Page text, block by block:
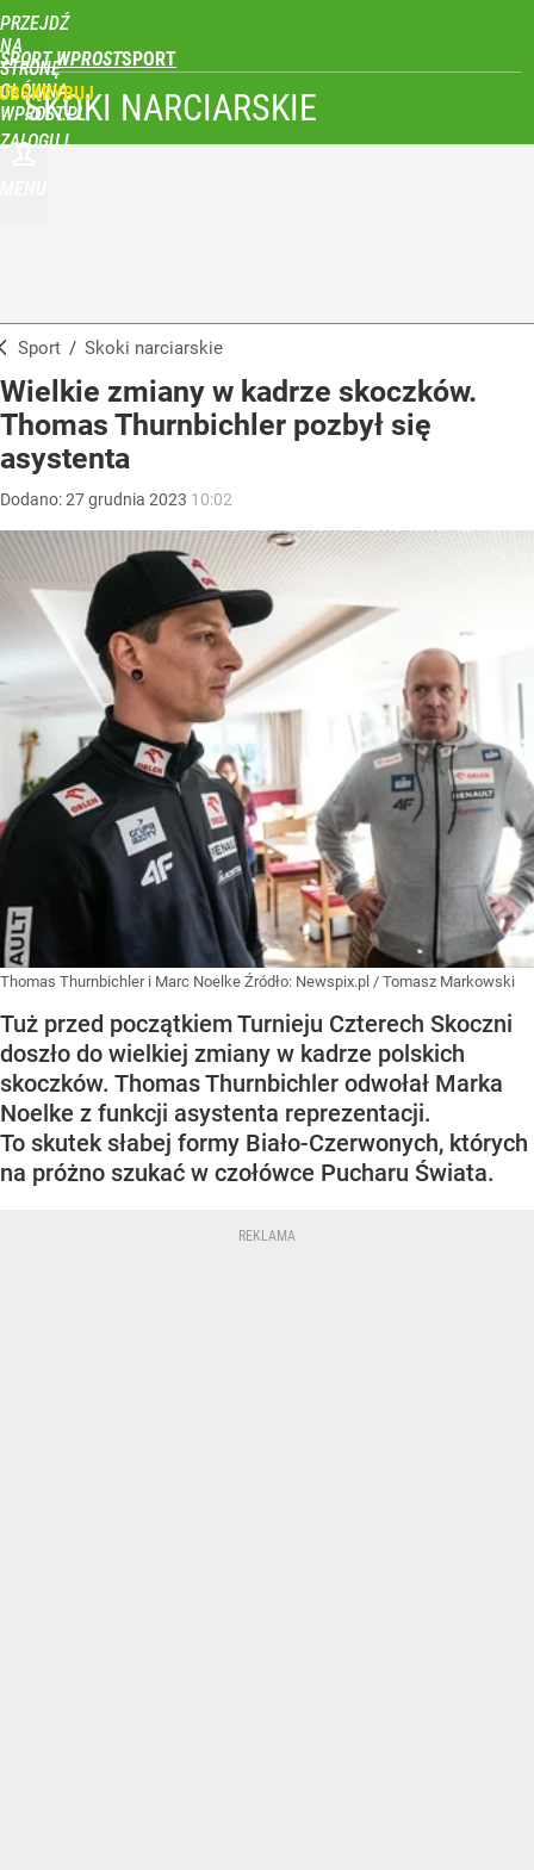
PRZEJDŹ
NA
STRONĘ
GŁÓWNĄ
WPROST.PL
SPORT WPROST
ZALOGUJ
SKOKI NARCIARSKIE
Sport / Skoki narciarskie
Wielkie zmiany w kadrze skoczków.
Thomas Thurnbichler pozbył się
asystenta
Dodano:27grudnia 2023 10:02
Thomas Thurnbichler i Marc Noelke Źródło: Newspix.pl / Tomasz Markowski
Tuż przed początkiem Turnieju Czterech Skoczni
doszło do wielkiej zmiany w kadrze polskich
skoczków. Thomas Thurnbichler odwołał Marka
Noelke z funkcji asystenta reprezentacji.
To skutek słabej formy Biało-Czerwonych, których
na próżno szukać w czołówce Pucharu Świata.